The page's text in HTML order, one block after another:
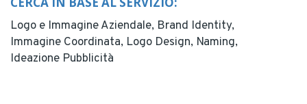
Logo e Immagine Aziendale, Brand Identity,
Immagine Coordinata, Logo Design, Naming,
Ideazione Pubblicità